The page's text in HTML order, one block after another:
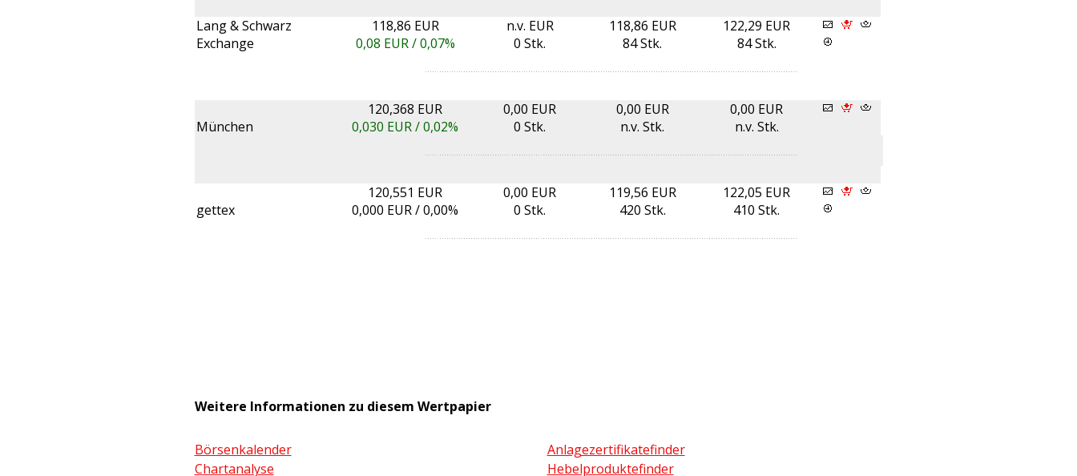
Lang & Schwarz
Exchange
118,86 EUR
0,08 EUR /0,07%
n.v. EUR
0 Stk.
118,86 EUR
84 Stk.
122,29 EUR
84 Stk.
München
120,368 EUR
0,030 EUR /0,02%
0,00 EUR
0 Stk.
0,00 EUR
n.v. Stk.
0,00 EUR
n.v. Stk.
gettex
120,551 EUR
0,000 EUR /0,00%
0,00 EUR
0 Stk.
119,56 EUR
420 Stk.
122,05 EUR
410 Stk.
Weitere Informationen zu diesem Wertpapier
Börsenkalender
Chartanalyse
Anlagezertifikatefinder
Hebelproduktefinder